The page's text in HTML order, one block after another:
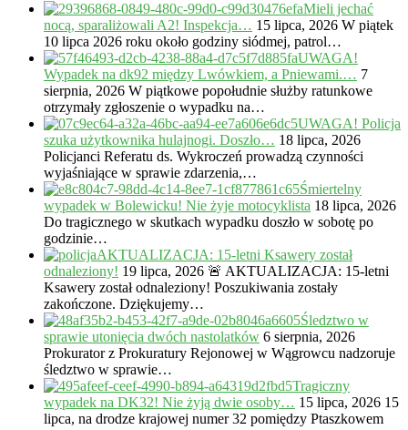
Mieli jechać
nocą, sparaliżowali A2! Inspekcja… 15 lipca, 2026 W piątek
10 lipca 2026 roku około godziny siódmej, patrol…
UWAGA!
Wypadek na dk92 między Lwówkiem, a Pniewami.… 7
sierpnia, 2026 W piątkowe popołudnie służby ratunkowe
otrzymały zgłoszenie o wypadku na…
UWAGA! Policja
szuka użytkownika hulajnogi. Doszło… 18 lipca, 2026
Policjanci Referatu ds. Wykroczeń prowadzą czynności
wyjaśniające w sprawie zdarzenia,…
Śmiertelny
wypadek w Bolewicku! Nie żyje motocyklista 18 lipca, 2026
Do tragicznego w skutkach wypadku doszło w sobotę po
godzinie…
AKTUALIZACJA: 15-letni Ksawery został
odnaleziony! 19 lipca, 2026 🚨 AKTUALIZACJA: 15-letni
Ksawery został odnaleziony! Poszukiwania zostały
zakończone. Dziękujemy…
Śledztwo w
sprawie utonięcia dwóch nastolatków 6 sierpnia, 2026
Prokurator z Prokuratury Rejonowej w Wągrowcu nadzoruje
śledztwo w sprawie…
Tragiczny
wypadek na DK32! Nie żyją dwie osoby… 15 lipca, 2026 15
lipca, na drodze krajowej numer 32 pomiędzy Ptaszkowem